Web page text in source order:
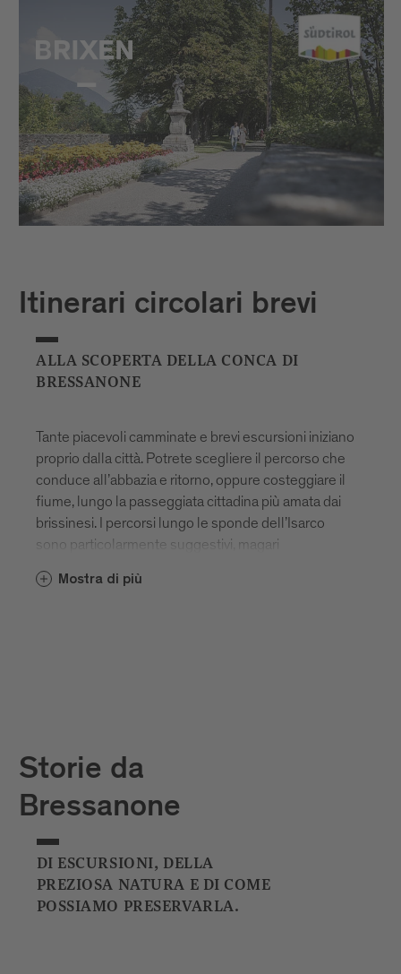
Itinerari circolari brevi
ALLA SCOPERTA DELLA CONCA DI
BRESSANONE
Tante piacevoli camminate e brevi escursioni iniziano
proprio dalla città. Potrete scegliere il percorso che
conduce all’abbazia e ritorno, oppure costeggiare il
fiume, lungo la passeggiata cittadina più amata dai
brissinesi. I percorsi lungo le sponde dell’Isarco
sono particolarmente suggestivi, magari
consiglio? Prendete una piccola pausa, sedetevi su
Mostra di più
Storie da
Bressanone
DI ESCURSIONI, DELLA
PREZIOSA NATURA E DI COME
POSSIAMO PRESERVARLA.